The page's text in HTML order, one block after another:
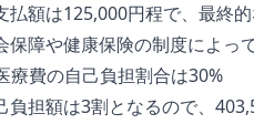
払額は125,000円程で、最終
保障や健康保険の制度によっ
療費の自己負担割合は30%
負担額は3割となるので、